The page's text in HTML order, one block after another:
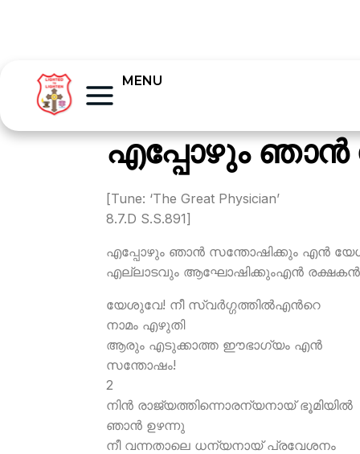
MENU
എപ്പോഴും ഞാന്‍
[Tune: ‘The Great Physician’
8.7.D S.S.891]
എപ്പോഴും ഞാന്‍ സന്തോഷിക്കും എന്‍
എല്ലാടവും ആഘോഷിക്കുംഎന്‍
യേശുവേ! നീ സ്വര്‍ഗ്ഗത്തില്‍എന്‍റെ
നാമം എഴുതി
ആരും എടുക്കാത്ത ഈഭാഗ്യം എന്‍
സന്തോഷം!
2
നിന്‍ രാജ്യത്തിന്നൊരന്യനായ് ഭൂമിയില്‍
ഞാന്‍ ഉഴന്നു
നീ വന്നതാലെ ധന്യനായ് പ്രവേശനം